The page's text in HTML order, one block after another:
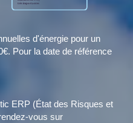
d'énergie pour un
Pour la date de référence
ERP (État des Risques et
vous sur